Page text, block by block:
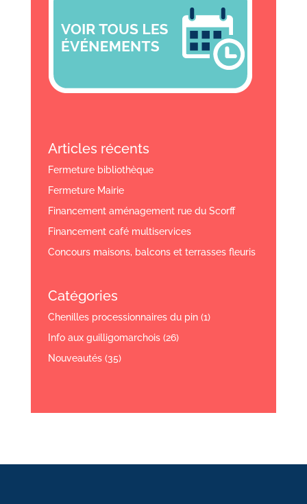
Articles récents
Fermeture bibliothèque
Fermeture Mairie
Financement aménagement rue du Scorff
Financement café multiservices
Concours maisons, balcons et terrasses fleuris
Catégories
Chenilles processionnaires du pin(1)
Info aux guilligomarchois(26)
Nouveautés(35)